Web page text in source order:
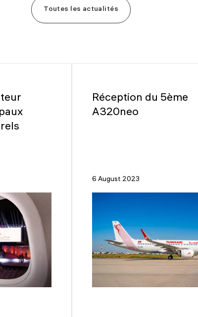
Toutes les actualités
Réception du 5ème
A320neo
6 August 2023